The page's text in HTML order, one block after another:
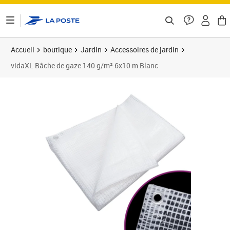
Accueil boutique Jardin
Accessoires de jardin
vidaXL Bâche de gaze 140 g/m² 6x10 m Blanc